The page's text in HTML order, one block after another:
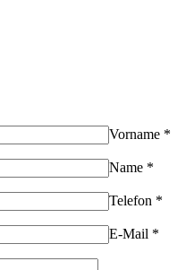
Vorname *
Name *
Telefon *
E-Mail *